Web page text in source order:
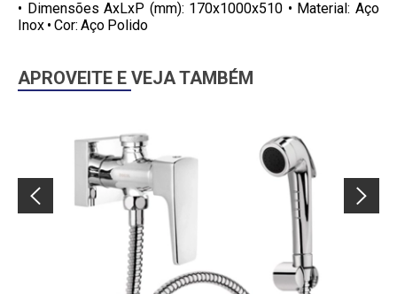
• Dimensões AxLxP (mm): 170x1000x510 • Material: Aço
Inox • Cor: Aço Polido
APROVEITE E VEJA TAMBÉM